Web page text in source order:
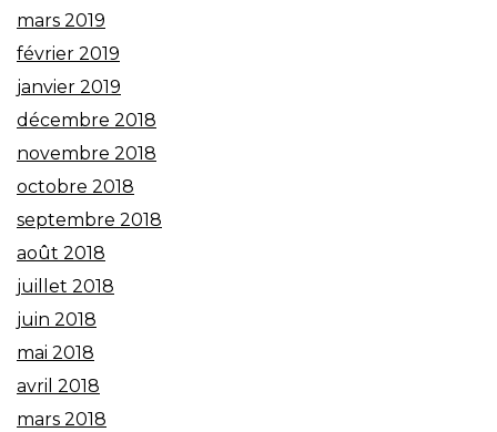
mars 2019
février 2019
janvier 2019
décembre 2018
novembre 2018
octobre 2018
septembre 2018
août 2018
juillet 2018
juin 2018
mai 2018
avril 2018
mars 2018